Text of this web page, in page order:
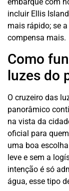
incluir Ellis
mais rápido; se
compensa mais.
Como
luzes do
O cruzeiro das
panorâmico
na vista da
oficial para
uma boa
leve e sem a
intenção é só
água, esse tipo